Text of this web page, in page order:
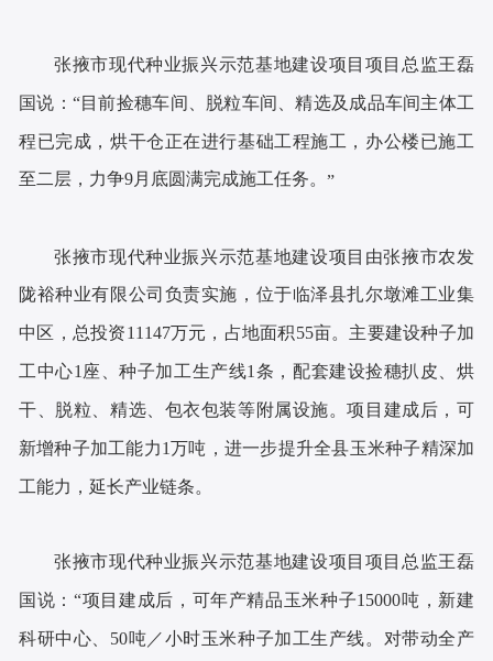
张掖市现代种业振兴示范基地建设项目项目总监王磊
国说：“目前捡穗车间、脱粒车间、精选及成品车间主体工
程已完成，烘干仓正在进行基础工程施工，办公楼已施工
至二层，力争9月底圆满完成施工任务。”
张掖市现代种业振兴示范基地建设项目由张掖市农发
陇裕种业有限公司负责实施，位于临泽县扎尔墩滩工业集
中区，总投资11147万元，占地面积55亩。主要建设种子加
工中心1座、种子加工生产线1条，配套建设捡穗扒皮、烘
干、脱粒、精选、包衣包装等附属设施。项目建成后，可
新增种子加工能力1万吨，进一步提升全县玉米种子精深加
工能力，延长产业链条。
张掖市现代种业振兴示范基地建设项目项目总监王磊
国说：“项目建成后，可年产精品玉米种子15000吨，新建
科研中心、50吨／小时玉米种子加工生产线。对带动全产